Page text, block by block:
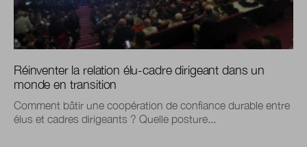
Réinventer la relation élu-cadre dirigeant dans un
monde en transition
Comment bâtir une coopération de confiance durable entre
élus et cadres dirigeants ? Quelle posture...